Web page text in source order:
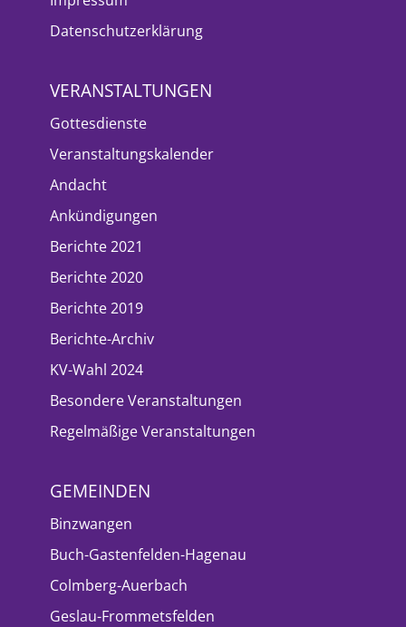
Datenschutzerklärung
VERANSTALTUNGEN
Gottesdienste
Veranstaltungskalender
Andacht
Ankündigungen
Berichte 2021
Berichte 2020
Berichte 2019
Berichte-Archiv
KV-Wahl 2024
Besondere Veranstaltungen
Regelmäßige Veranstaltungen
GEMEINDEN
Binzwangen
Buch-Gastenfelden-Hagenau
Colmberg-Auerbach
Geslau-Frommetsfelden